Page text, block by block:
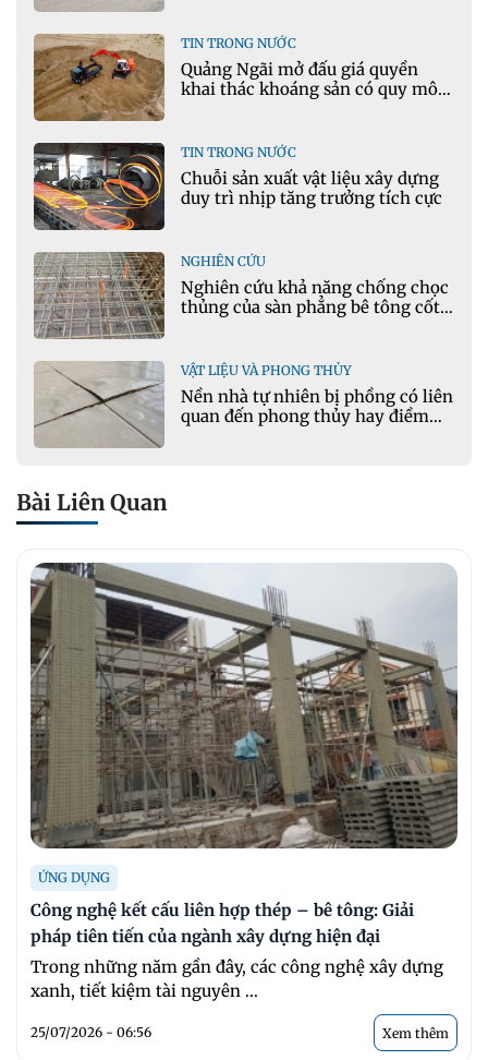
TIN TRONG NƯỚC
Quảng Ngãi mở đấu giá quyền
khai thác khoáng sản có quy mô
TIN TRONG NƯỚC
Chuỗi sản xuất vật liệu xây dựng
duy trì nhịp tăng trưởng tích cực
NGHIÊN CỨU
Nghiên cứu khả năng chống chọc
thủng của sàn phẳng bê tông cốt
VẬT LIỆU VÀ PHONG THỦY
Nền nhà tự nhiên bị phồng có liên
quan đến phong thủy hay điềm
Bài Liên Quan
ỨNG DỤNG
Công nghệ kết cấu liên hợp thép – bê tông: Giải
pháp tiên tiến của ngành xây dựng hiện đại
Trong những năm gần đây, các công nghệ xây dựng
xanh, tiết kiệm tài nguyên ...
25/07/2026 - 06:56 Xem thêm